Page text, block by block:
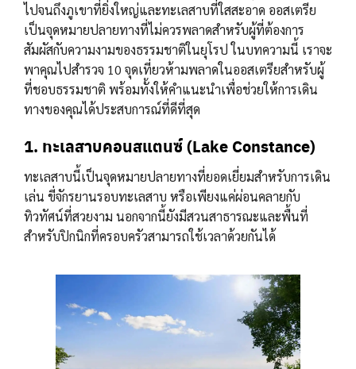
ไปจนถึงภูเขาที่ยิ่งใหญ่และทะเลสาบที่ใสสะอาด ออสเตรีย
เป็นจุดหมายปลายทางที่ไม่ควรพลาดสำหรับผู้ที่ต้องการ
สัมผัสกับความงามของธรรมชาติในยุโรป ในบทความนี้ เราจะ
พาคุณไปสำรวจ 10 จุดเที่ยวห้ามพลาดในออสเตรียสำหรับผู้
ที่ชอบธรรมชาติ พร้อมทั้งให้คำแนะนำเพื่อช่วยให้การเดิน
ทางของคุณได้ประสบการณ์ที่ดีที่สุด
1. ทะเลสาบคอนสแตนซ์ (Lake Constance)
ทะเลสาบนี้เป็นจุดหมายปลายทางที่ยอดเยี่ยมสำหรับการเดิน
เล่น ขี่จักรยานรอบทะเลสาบ หรือเพียงแค่ผ่อนคลายกับ
ทิวทัศน์ที่สวยงาม นอกจากนี้ยังมีสวนสาธารณะและพื้นที่
สำหรับปิกนิกที่ครอบครัวสามารถใช้เวลาด้วยกันได้